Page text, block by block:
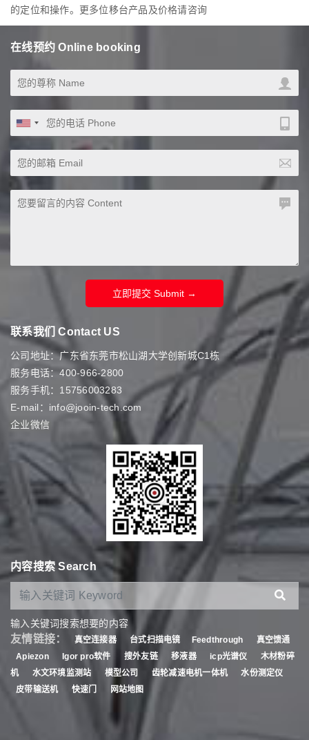
的定位和操作。更多位移台产品及价格请咨询
在线预约 Online booking
立即提交 Submit →
联系我们 Contact US
公司地址：广东省东莞市松山湖大学创新城C1栋
服务电话：400-966-2800
服务手机：15756003283
E-mail：info@jooin-tech.com
企业微信
内容搜索 Search
输入关键词搜索想要的内容
友情链接： 真空连接器 台式扫描电镜 Feedthrough
真空馈通
Apiezon
Igor pro软件 搜外友链 移液器 icp光谱仪
木材粉碎
机
水文环境监测站 模型公司 齿轮减速电机一体机
水份测定仪
皮带输送机
快速门 网站地图